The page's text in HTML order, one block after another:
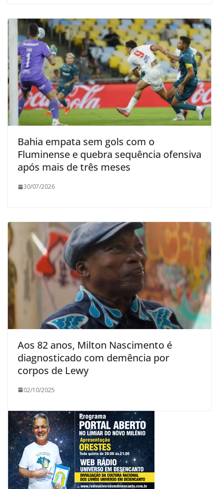
Bahia empata sem gols com o
Fluminense e quebra sequência ofensiva
após mais de três meses
30/07/2026
Aos 82 anos, Milton Nascimento é
diagnosticado com demência por
corpos de Lewy
02/10/2025